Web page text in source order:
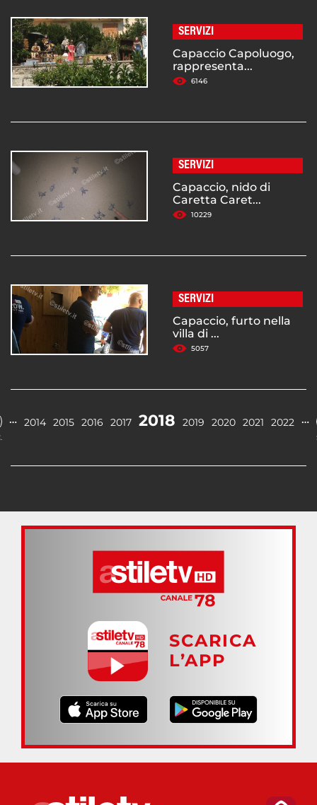
SERVIZI
Capaccio Capoluogo,
rappresenta...
6146
SERVIZI
Capaccio, nido di
Caretta Caret...
10229
SERVIZI
Capaccio, furto nella
villa di ...
5057
… 2014 2015 2016 2017 2018 2019 2020 2021 2022 …
SCARICA
L’APP